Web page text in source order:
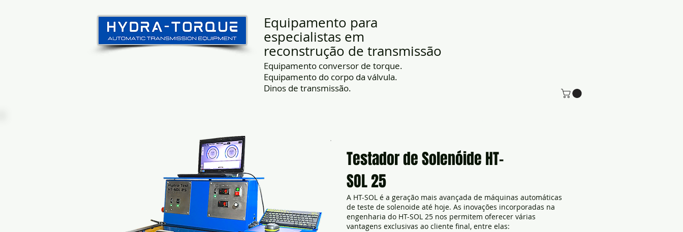
Equipamento para
especialistas em
reconstrução de transmissão
Equipamento conversor de torque.
Equipamento do corpo da válvula.
Dinos de transmissão.
Testador de Solenóide HT-
SOL 25
A HT-SOL é a geração mais avançada de máquinas automáticas
de teste de solenoide até hoje. As inovações incorporadas na
engenharia do HT-SOL 25 nos permitem oferecer várias
vantagens exclusivas ao cliente final, entre elas: